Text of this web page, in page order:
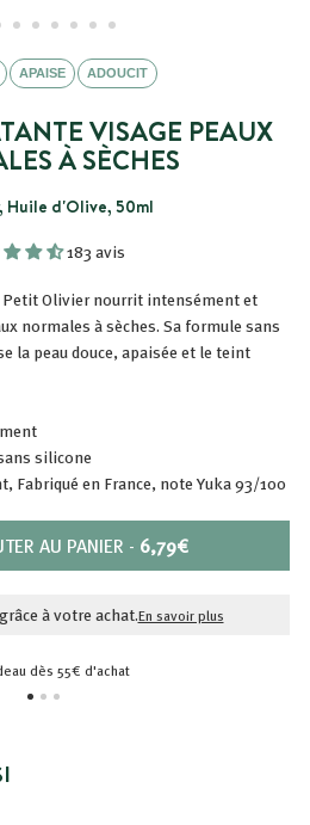
APAISE ADOUCIT
VISAGE PEAUX
À SÈCHES
Huile d'Olive, 50ml
183 avis
Petit Olivier nourrit intensément et
normales à sèches. Sa formule sans
la peau douce, apaisée et le teint
silicone
Fabriqué en France, note Yuka 93/100
AU PANIER - PRIX
6,79€
6,79€
à votre achat.En savoir plus
dès 55€ d'achat